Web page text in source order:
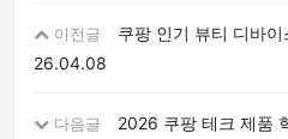
이전글
쿠팡 인기 뷰티 디바
26.04.08
다음글 2026 쿠팡 테크 제품